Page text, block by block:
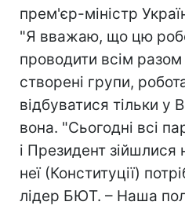
прем'єр-міністр
"Я вважаю, що цю
проводити всім
створені групи,
відбуватися тільки у
вона. "Сьогодні всі
і Президент
неї (Конституції)
лідер БЮТ. – Наша